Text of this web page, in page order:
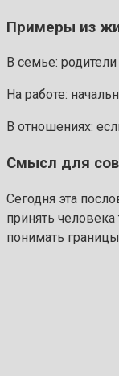
Примеры из
В семье:
На работе:
В отношениях:
Смысл для
Сегодня эта
принять
понимать